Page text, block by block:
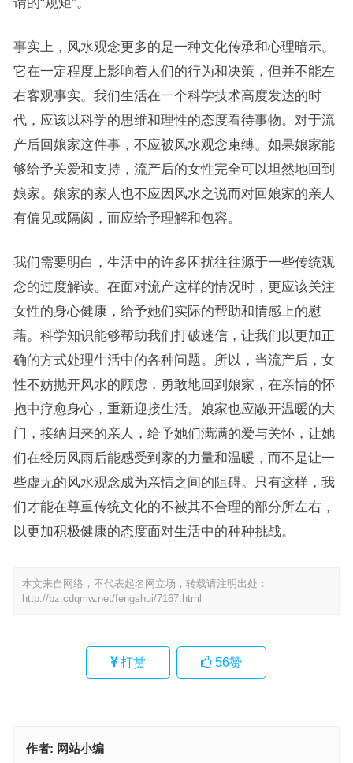
事实上，风水观念更多的是一种文化传承和心理暗示。
它在一定程度上影响着人们的行为和决策，但并不能左
右客观事实。我们生活在一个科学技术高度发达的时
代，应该以科学的思维和理性的态度看待事物。对于流
产后回娘家这件事，不应被风水观念束缚。如果娘家能
够给予关爱和支持，流产后的女性完全可以坦然地回到
娘家。娘家的家人也不应因风水之说而对回娘家的亲人
有偏见或隔阂，而应给予理解和包容。
我们需要明白，生活中的许多困扰往往源于一些传统观
念的过度解读。在面对流产这样的情况时，更应该关注
女性的身心健康，给予她们实际的帮助和情感上的慰
藉。科学知识能够帮助我们打破迷信，让我们以更加正
确的方式处理生活中的各种问题。所以，当流产后，女
性不妨抛开风水的顾虑，勇敢地回到娘家，在亲情的怀
抱中疗愈身心，重新迎接生活。娘家也应敞开温暖的大
门，接纳归来的亲人，给予她们满满的爱与关怀，让她
们在经历风雨后能感受到家的力量和温暖，而不是让一
些虚无的风水观念成为亲情之间的阻碍。只有这样，我
们才能在尊重传统文化的不被其不合理的部分所左右，
以更加积极健康的态度面对生活中的种种挑战。
本文来自网络，不代表起名网立场，转载请注明出处：
http://bz.cdqmw.net/fengshui/7167.html
打赏 56赞
作者: 网站小编